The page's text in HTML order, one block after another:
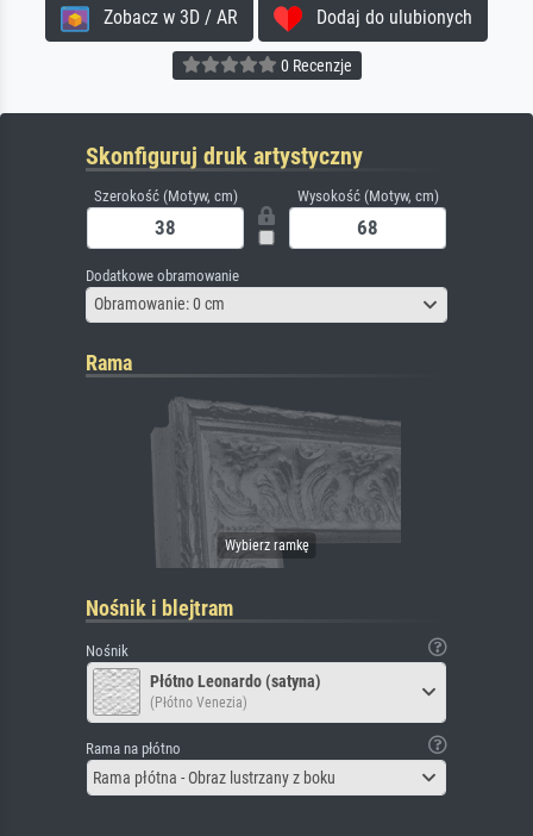
Zobacz w 3D / AR Dodaj do ulubionych
0 Recenzje
Skonfiguruj druk artystyczny
Szerokość (Motyw, cm) Wysokość (Motyw, cm)
Dodatkowe obramowanie
Obramowanie: 0 cm
Rama
Nośnik i blejtram
Nośnik
Płótno Leonardo (satyna)
(Płótno Venezia)
Rama na płótno
Rama płótna - Obraz lustrzany z boku